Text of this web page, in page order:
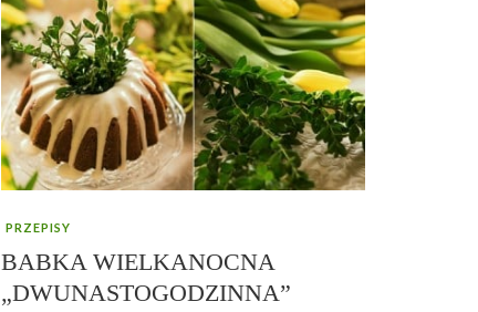
PRZEPISY
BABKA WIELKANOCNA
„DWUNASTOGODZINNA”